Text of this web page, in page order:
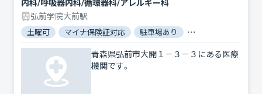
内科/呼吸器内科/循環器科/アレルギー科
弘前学院大前駅
土曜可 マイナ保険証対応 駐車場あり バリアフリー
青森県弘前市大開１－３－３にある医療
機関です。